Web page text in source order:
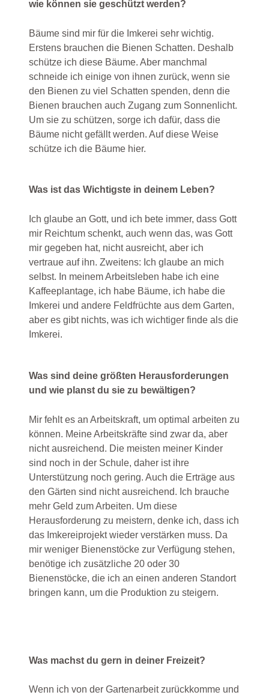
wie können sie geschützt werden?
Bäume sind mir für die Imkerei sehr wichtig.
Erstens brauchen die Bienen Schatten. Deshalb
schütze ich diese Bäume. Aber manchmal
schneide ich einige von ihnen zurück, wenn sie
den Bienen zu viel Schatten spenden, denn die
Bienen brauchen auch Zugang zum Sonnenlicht.
Um sie zu schützen, sorge ich dafür, dass die
Bäume nicht gefällt werden. Auf diese Weise
schütze ich die Bäume hier.
Was ist das Wichtigste in deinem Leben?
Ich glaube an Gott, und ich bete immer, dass Gott
mir Reichtum schenkt, auch wenn das, was Gott
mir gegeben hat, nicht ausreicht, aber ich
vertraue auf ihn. Zweitens: Ich glaube an mich
selbst. In meinem Arbeitsleben habe ich eine
Kaffeeplantage, ich habe Bäume, ich habe die
Imkerei und andere Feldfrüchte aus dem Garten,
aber es gibt nichts, was ich wichtiger finde als die
Imkerei.
Was sind deine größten Herausforderungen
und wie planst du sie zu bewältigen?
Mir fehlt es an Arbeitskraft, um optimal arbeiten zu
können. Meine Arbeitskräfte sind zwar da, aber
nicht ausreichend. Die meisten meiner Kinder
sind noch in der Schule, daher ist ihre
Unterstützung noch gering. Auch die Erträge aus
den Gärten sind nicht ausreichend. Ich brauche
mehr Geld zum Arbeiten. Um diese
Herausforderung zu meistern, denke ich, dass ich
das Imkereiprojekt wieder verstärken muss. Da
mir weniger Bienenstöcke zur Verfügung stehen,
benötige ich zusätzliche 20 oder 30
Bienenstöcke, die ich an einen anderen Standort
bringen kann, um die Produktion zu steigern.
Was machst du gern in deiner Freizeit?
Wenn ich von der Gartenarbeit zurückkomme und